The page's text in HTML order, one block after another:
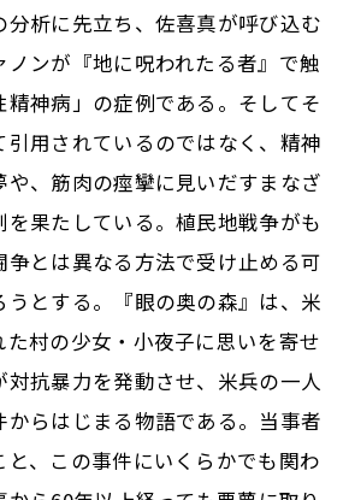
析に先立ち、佐喜真が呼び込む
ンが『地に呪われたる者』で触
神病」の症例である。そしてそ
引用されているのではなく、精神
や、筋肉の痙攣に見いだすまなざ
を果たしている。植民地戦争がも
争とは異なる方法で受け止める可
とする。『眼の奥の森』は、米
村の少女・小夜子に思いを寄せ
対抗暴力を発動させ、米兵の一人
からはじまる物語である。当事者
、この事件にいくらかでも関わ